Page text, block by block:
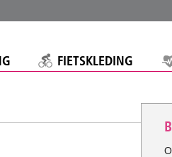
FIETSKLEDING